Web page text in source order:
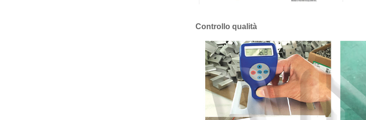
Controllo qualità